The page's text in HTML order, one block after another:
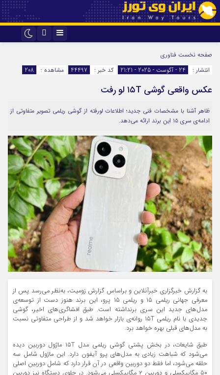
اینستاگرام
صفحه نخست فناوری
انتشار :
24 - آگوست - 2025 - 21:21 کد خبر : 44497 مشاهده : 208
عکس واقعی گوشی ۱۵T لو رفت
ظاهر آشنا با مشخصات فنی جدید؛ اطلاعات لورفته از گوشی ریلمی تصویر متفاوتی از
ادامه‌ی سری ۱۵ این برند ارائه می‌دهد.
به گزارش خبرگزاری خبرآنلاین و براساس گزارش زومیت، به‌نظر می‌رسد پس از
معرفی جهانی ریلمی ۱۵ و ریلمی ۱۵ پرو، این برند هنوز دست از توسعه‌ی
مدل‌های جدید این سری برنداشته است. طبق افشاگری‌های اخیر، گوشی
جدیدی با نام ریلمی ۱۵T روانه‌ی بازار خواهد شد و از طراحی متفاوتی نسبت
به مدل‌های قبلی بهره خواهد برد.
طبق شایعات، در بخش پشتی گوشی ریلمی مدل ۱۵T ماژول دوربین دیده
می‌شود که شباهت زیادی به مدل‌های پرو آیفون دارد. این ماژول شامل سه
حلقه می‌شود، اما فقط دو دوربین واقعی در آن قرار دارد که شامل دوربین اصلی